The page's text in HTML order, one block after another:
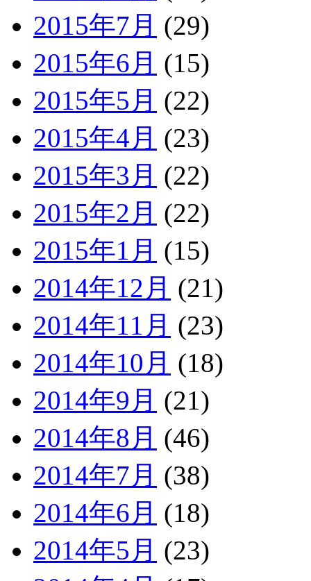
2015年7月 (29)
2015年6月 (15)
2015年5月 (22)
2015年4月 (23)
2015年3月 (22)
2015年2月 (22)
2015年1月 (15)
2014年12月 (21)
2014年11月 (23)
2014年10月 (18)
2014年9月 (21)
2014年8月 (46)
2014年7月 (38)
2014年6月 (18)
2014年5月 (23)